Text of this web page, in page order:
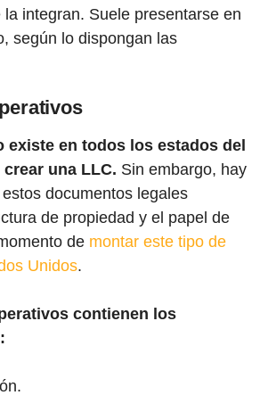
integran. Suele presentarse en
según lo dispongan las
existe en todos los estados del
una LLC. Sin embargo, hay
documentos legales
de propiedad y el papel de
de montar este tipo de
Unidos.
contienen los